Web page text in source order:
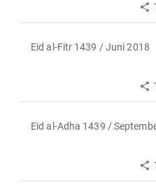
Eid al-Fitr 1439 / Juni 2018
Eid al-Adha 1439 /